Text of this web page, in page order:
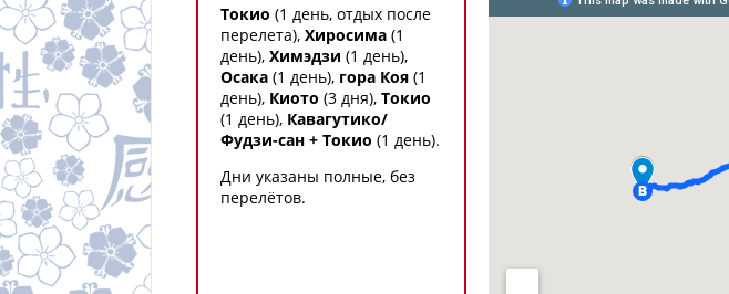
Токио (1 день, отдых после
перелета), Хиросима (1
день), Химэдзи (1 день),
Осака (1 день), гора Коя (1
день), Киото (3 дня), Токио
(1 день), Кавагутико/
Фудзи-сан + Токио (1 день).
Дни указаны полные, без
перелётов.